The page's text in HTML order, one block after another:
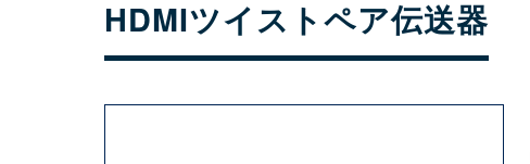
HDMIツイストペア伝送器